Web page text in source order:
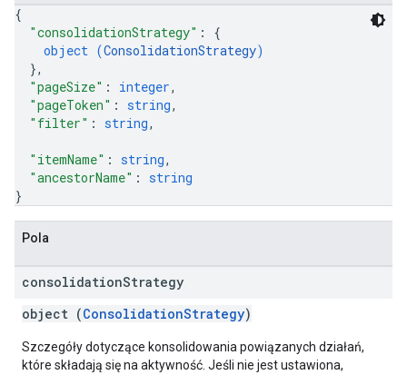
{
"consolidationStrategy" : {
object (ConsolidationStrategy)
},
"pageSize" : integer,
"pageToken" : string,
"filter" : string,
"itemName" : string,
"ancestorName" : string
}
Pola
consolidationStrategy
object (ConsolidationStrategy)
Szczegóły dotyczące konsolidowania powiązanych działań,
które składają się na aktywność. Jeśli nie jest ustawiona,